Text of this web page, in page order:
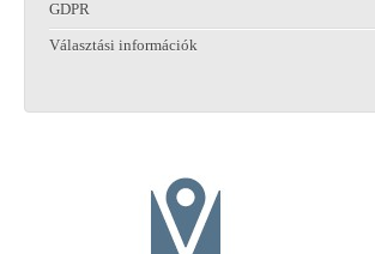
GDPR
Választási információk